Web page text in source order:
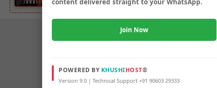
ಶಿಕ್ಷೆ – DC ದೂರಿನ ಹಿನ್ನಲೆ ನ್ಯಾಯಾಲಯದಿಂದ ಆದೇಶ…..
content delivered straight to your WhatsApp.
Join Now
POWERED BY KHUSHIHOST®
Version 9.0 | Technical Support +91 90603 29333